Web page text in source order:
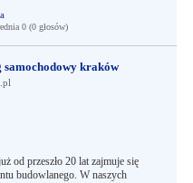
0 (0 głosów)
kraków
od przeszło 20 lat zajmuje się
budowlanego. W naszych